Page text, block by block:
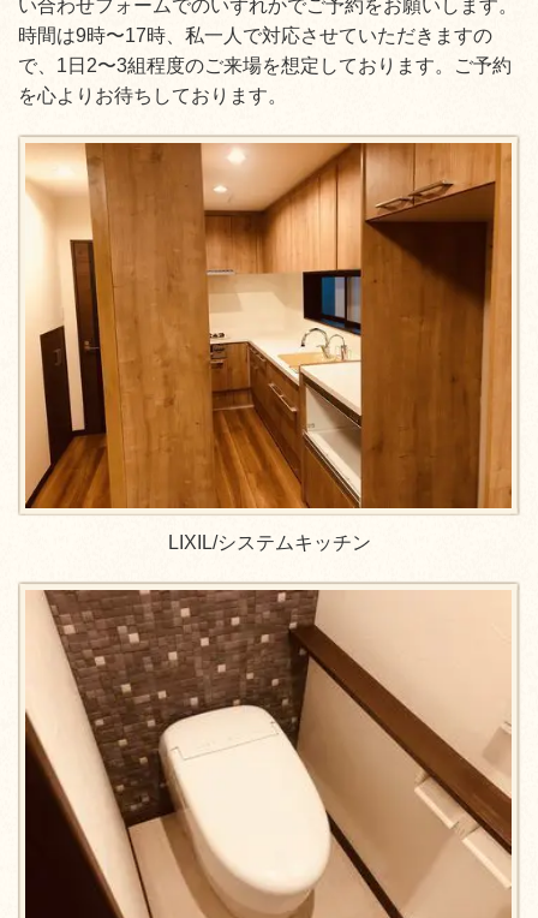
い合わせフォームでのいずれかでご予約をお願いします。
時間は9時〜17時、私一人で対応させていただきますの
で、1日2〜3組程度のご来場を想定しております。ご予約
を心よりお待ちしております。
LIXIL/システムキッチン